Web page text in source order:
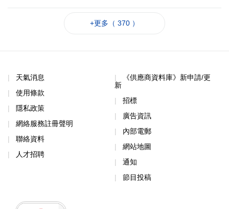
+更多（ 370 ）
天氣消息
使用條款
隱私政策
網絡服務註冊聲明
聯絡資料
人才招聘
《供應商資料庫》新申請/更
新
招標
廣告資訊
內部電郵
網站地圖
通知
節目投稿